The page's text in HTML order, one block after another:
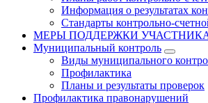
Информация о результатах
Стандарты контрольно-
МЕРЫ ПОДДЕРЖКИ
Муниципальный контроль
Виды муниципального
Профилактика
Планы и результаты проверок
Профилактика правонарушений